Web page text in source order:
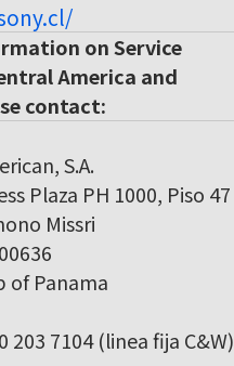
on Service
America and
contact:
S.A.
Plaza PH 1000, Piso 47
Missri
of Panama
203 7104 (linea fija C&W)